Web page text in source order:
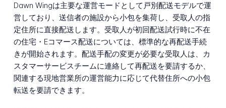
Dawn Wingは主要な運営モードとして戸別配送モデルで運
営しており、送信者の施設から小包を集荷し、受取人の指
定住所に直接配送します。受取人が初回配送試行時に不在
の住宅・Eコマース配送については、標準的な再配送手続
きが開始されます。配送手配の変更が必要な受取人は、カ
スタマーサービスチームに連絡して再配送を要請するか、
関連する現地営業所の運営能力に応じて代替住所への小包
転送を要請できます。